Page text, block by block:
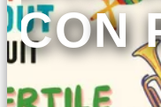
CON